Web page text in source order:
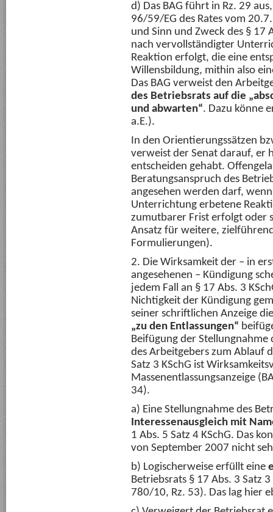
d) Das BAG führt in Rz. 29
96/59/EG des Rates vom
und Sinn und Zweck des § 17
nach vervollständigter
Reaktion erfolgt, die eine
Willensbildung, mithin also
Das BAG verweist den
des Betriebsrats auf die
und abwarten“. Dazu könne
a.E.).
In den Orientierungssätzen
verweist der Senat darauf, er
entscheiden gehabt.
Beratungsanspruch des
angesehen werden darf,
Unterrichtung erbetene
zumutbarer Frist erfolgt oder
Ansatz für weitere,
Formulierungen).
2. Die Wirksamkeit der – in
angesehenen – Kündigung
jedem Fall an § 17 Abs. 3
Nichtigkeit der Kündigung
seiner schriftlichen Anzeige
„zu den Entlassungen“
Beifügung der Stellungnahme
des Arbeitgebers zum Ablauf
Satz 3 KSchG ist
Massenentlassungsanzeige
34).
a) Eine Stellungnahme des
Interessenausgleich mit
1 Abs. 5 Satz 4 KSchG. Das
von September 2007 nicht
b) Logischerweise erfüllt eine
Betriebsrats § 17 Abs. 3 Satz
780/10, Rz. 53). Das lag hier